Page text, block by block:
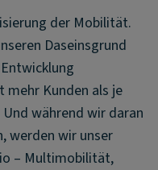
der Mobilität.
Daseinsgrund
Kunden als je
während wir daran
werden wir unser
– Multimobilität,